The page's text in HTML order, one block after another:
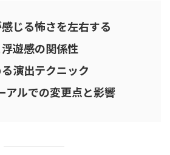
じる怖さを左右する
遊感の関係性
演出テクニック
アルでの変更点と影響